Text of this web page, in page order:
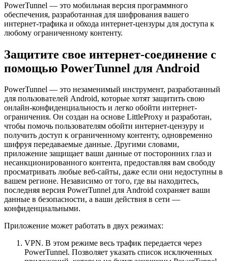
PowerTunnel — это мобильная версия программного
обеспечения, разработанная для шифрования вашего
интернет-трафика и обхода интернет-цензуры для доступа к
любому ограниченному контенту.
Защитите свое интернет-соединение с
помощью PowerTunnel для Android
PowerTunnel — это незаменимый инструмент, разработанный
для пользователей Android, которые хотят защитить свою
онлайн-конфиденциальность и легко обойти интернет-
ограничения. Он создан на основе LittleProxy и разработан,
чтобы помочь пользователям обойти интернет-цензуру и
получить доступ к ограниченному контенту, одновременно
шифруя передаваемые данные. Другими словами,
приложение защищает ваши данные от посторонних глаз и
несанкционированного контента, предоставляя вам свободу
просматривать любые веб-сайты, даже если они недоступны в
вашем регионе. Независимо от того, где вы находитесь,
последняя версия PowerTunnel для Android сохраняет ваши
данные в безопасности, а ваши действия в сети —
конфиденциальными.
Приложение может работать в двух режимах:
VPN. В этом режиме весь трафик передается через
PowerTunnel. Позволяет указать список исключенных